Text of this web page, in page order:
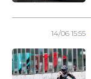
14/06 15:55